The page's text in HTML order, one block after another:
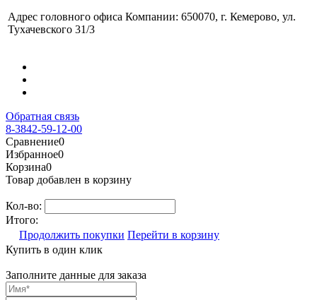
Адрес головного офиса Компании: 650070, г. Кемерово, ул.
Тухачевского 31/3
Обратная связь
8-3842-59-12-00
Сравнение0
Избранное0
Корзина0
Товар добавлен в корзину
Кол-во:
Итого:
Продолжить покупки Перейти в корзину
Купить в один клик
Заполните данные для заказа